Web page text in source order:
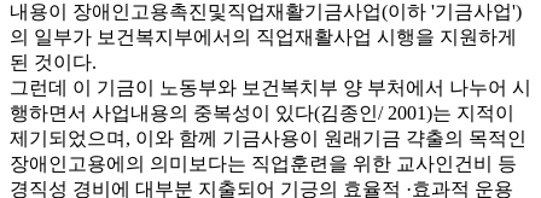
내용이 장애인고용촉진및직업재활기금사업(이하 '기금사업')
의 일부가 보건복지부에서의 직업재활사업 시행을 지원하게
된 것이다.
그런데 이 기금이 노동부와 보건복치부 양 부처에서 나누어 시
행하면서 사업내용의 중복성이 있다(김종인/ 2001)는 지적이
제기되었으며, 이와 함께 기금사용이 원래기금 갹출의 목적인
장애인고용에의 의미보다는 직업훈련을 위한 교사인건비 등
경직성 경비에 대부분 지출되어 기긍의 효율적 ·효과적 운용